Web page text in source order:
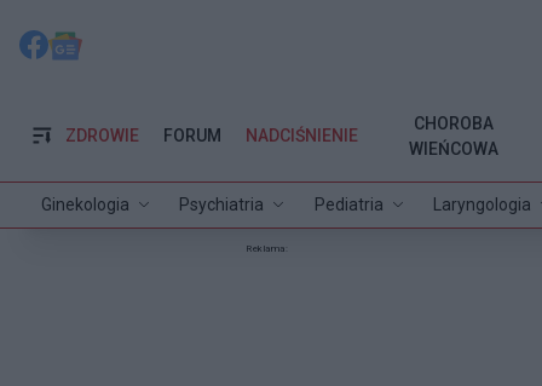
ZDROWIE
Ginekologia Psychiatria Pediatria Laryngologia
FORUM NADCIŚNIENIE
CHOROBA
WIEŃCOWA
Reklama: